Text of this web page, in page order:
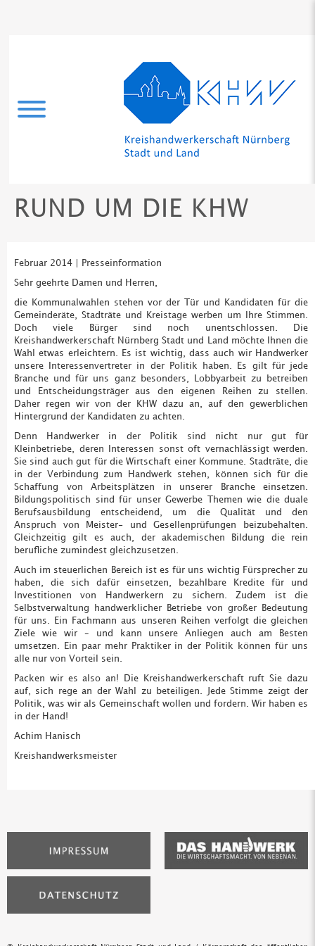
RUND UM DIE KHW
Februar 2014 | Presseinformation
Sehr geehrte Damen und Herren,
die Kommunalwahlen stehen vor der Tür und Kandidaten für die
Gemeinderäte, Stadträte und Kreistage werben um Ihre Stimmen.
Doch viele Bürger sind noch unentschlossen. Die
Kreishandwerkerschaft Nürnberg Stadt und Land möchte Ihnen die
Wahl etwas erleichtern. Es ist wichtig, dass auch wir Handwerker
unsere Interessenvertreter in der Politik haben. Es gilt für jede
Branche und für uns ganz besonders, Lobbyarbeit zu betreiben
und Entscheidungsträger aus den eigenen Reihen zu stellen.
Daher regen wir von der KHW dazu an, auf den gewerblichen
Hintergrund der Kandidaten zu achten.
Denn Handwerker in der Politik sind nicht nur gut für
Kleinbetriebe, deren Interessen sonst oft vernachlässigt werden.
Sie sind auch gut für die Wirtschaft einer Kommune. Stadträte, die
in der Verbindung zum Handwerk stehen, können sich für die
Schaffung von Arbeitsplätzen in unserer Branche einsetzen.
Bildungspolitisch sind für unser Gewerbe Themen wie die duale
Berufsausbildung entscheidend, um die Qualität und den
Anspruch von Meister- und Gesellenprüfungen beizubehalten.
Gleichzeitig gilt es auch, der akademischen Bildung die rein
berufliche zumindest gleichzusetzen.
Auch im steuerlichen Bereich ist es für uns wichtig Fürsprecher zu
haben, die sich dafür einsetzen, bezahlbare Kredite für und
Investitionen von Handwerkern zu sichern. Zudem ist die
Selbstverwaltung handwerklicher Betriebe von großer Bedeutung
für uns. Ein Fachmann aus unseren Reihen verfolgt die gleichen
Ziele wie wir – und kann unsere Anliegen auch am Besten
umsetzen. Ein paar mehr Praktiker in der Politik können für uns
alle nur von Vorteil sein.
Packen wir es also an! Die Kreishandwerkerschaft ruft Sie dazu
auf, sich rege an der Wahl zu beteiligen. Jede Stimme zeigt der
Politik, was wir als Gemeinschaft wollen und fordern. Wir haben es
in der Hand!
Achim Hanisch
Kreishandwerksmeister